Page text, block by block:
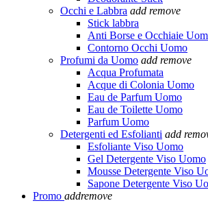
Occhi e Labbra add remove
Stick labbra
Anti Borse e Occhiaie
Contorno Occhi Uomo
Profumi da Uomo add remove
Acqua Profumata
Acque di Colonia Uomo
Eau de Parfum Uomo
Eau de Toilette Uomo
Parfum Uomo
Detergenti ed Esfolianti add
Esfoliante Viso Uomo
Gel Detergente Viso Uomo
Mousse Detergente Viso
Sapone Detergente Viso
Promo addremove